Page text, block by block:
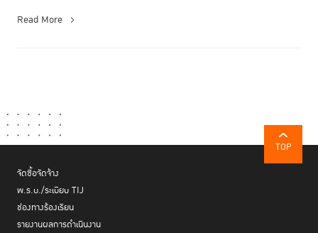
Read More
TOP
จัดซื้อจัดจ้าง
พ.ร.บ./ระเบียบ TIJ
ช่องทางร้องเรียน
รายงานผลการดำเนินงาน